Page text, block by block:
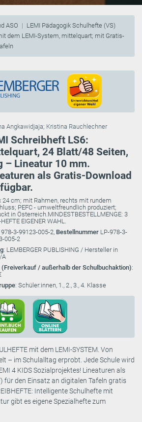
ASO
LEMI Pädagogik Schulhefte (VS)
dem LEMI-System, mittelquart; mit Gratis-
Angkawidjaja; Kristina Rauchlechner
Schreibheft LS6:
24 Blatt/48 Seiten,
– Lineatur 10 mm.
als Gratis-Download
24 cm; mit Rahmen, rechts mit rundem
PEFC - umweltfreundlich produziert;
in Österreich.MINDESTBESTELLMENGE: 3
EIGENER WAHL.
978-3-99123-005-2, Bestellnummer LP-978-3-
005-2
: LEMBERGER PUBLISHING / Hersteller in
A
(Freiverkauf / außerhalb der Schulbuchaktion):
: Schüler:innen, 1., 2., 3., 4. Klasse
mit dem LEMI-SYSTEM. Von
– im Schulalltag erprobt. Jede Schule wird
4 KIDS Sozialprojektes! Lineaturen als
für den Einsatz an digitalen Tafeln gratis
Intelligente Schulhefte mit
gibt es eigene Spezialhefte zum